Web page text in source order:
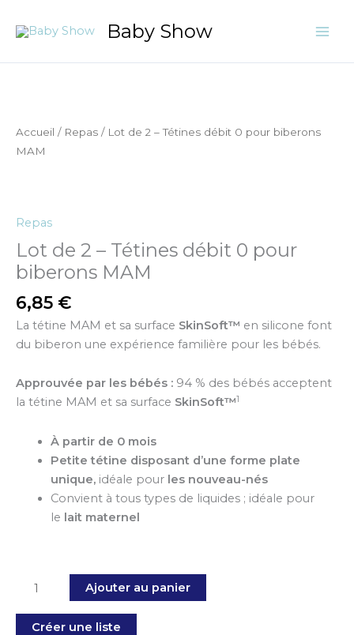
Baby Show
Accueil / Repas / Lot de 2 – Tétines débit 0 pour biberons
MAM
Repas
Lot de 2 – Tétines débit 0 pour
biberons MAM
6,85 €
La tétine MAM et sa surface SkinSoft™ en silicone font
du biberon une expérience familière pour les bébés.
Approuvée par les bébés : 94 % des bébés acceptent
la tétine MAM et sa surface SkinSoft™1
À partir de 0 mois
Petite tétine disposant d’une forme plate
unique, idéale pour les nouveau-nés
Convient à tous types de liquides ; idéale pour
le lait maternel
Lot
de
débit
0
pour
biberons
MAM
Ajouter au panier
Créer une liste